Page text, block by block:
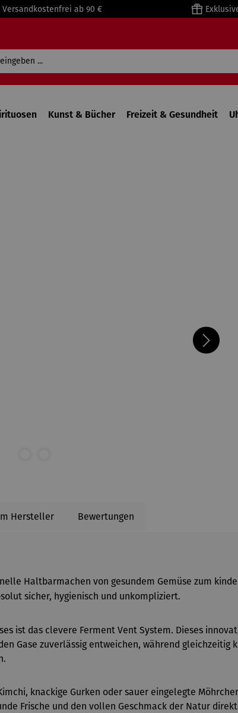
Versandkostenfrei ab 90 €
Kunst & Bücher Freizeit & Gesundheit
Hersteller Bewertungen
Haltbarmachen von gesundem Gemüse zum
sicher, hygienisch und unkompliziert.
ist das clevere Ferment Vent System. Dieses
Gase zuverlässig entweichen, während
knackige Gurken oder sauer eingelegte
Frische und den vollen Geschmack der Natur